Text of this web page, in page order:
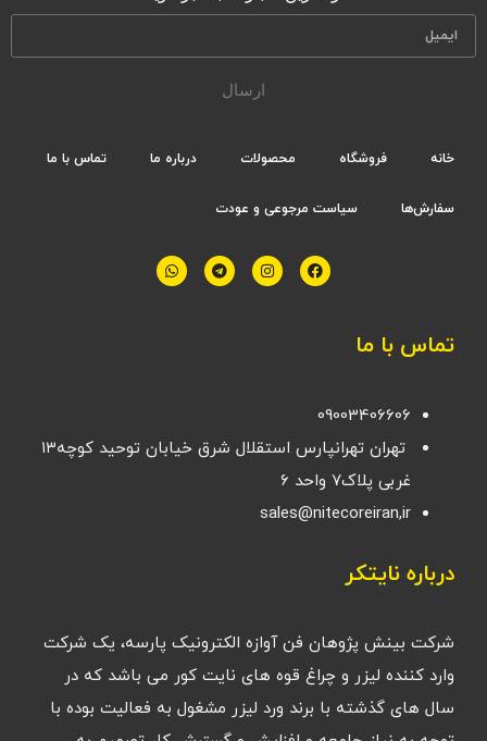
ارسال
خانه فروشگاه محصولات درباره ما تماس با ما
سفارش‌ها سیاست مرجوعی و عودت
تماس با ما
09003406606
تهران تهرانپارس استقلال شرق خیابان توحید کوچه۱۳
غربی پلاک۷ واحد ۶
sales@nitecoreiran,ir
درباره نایتکر
شرکت بینش پژوهان فن آوازه الکترونیک پارسه، یک شرکت
وارد کننده لیزر و چراغ قوه های نایت کور می باشد که در
سال های گذشته با برند ورد لیزر مشغول به فعالیت بوده با